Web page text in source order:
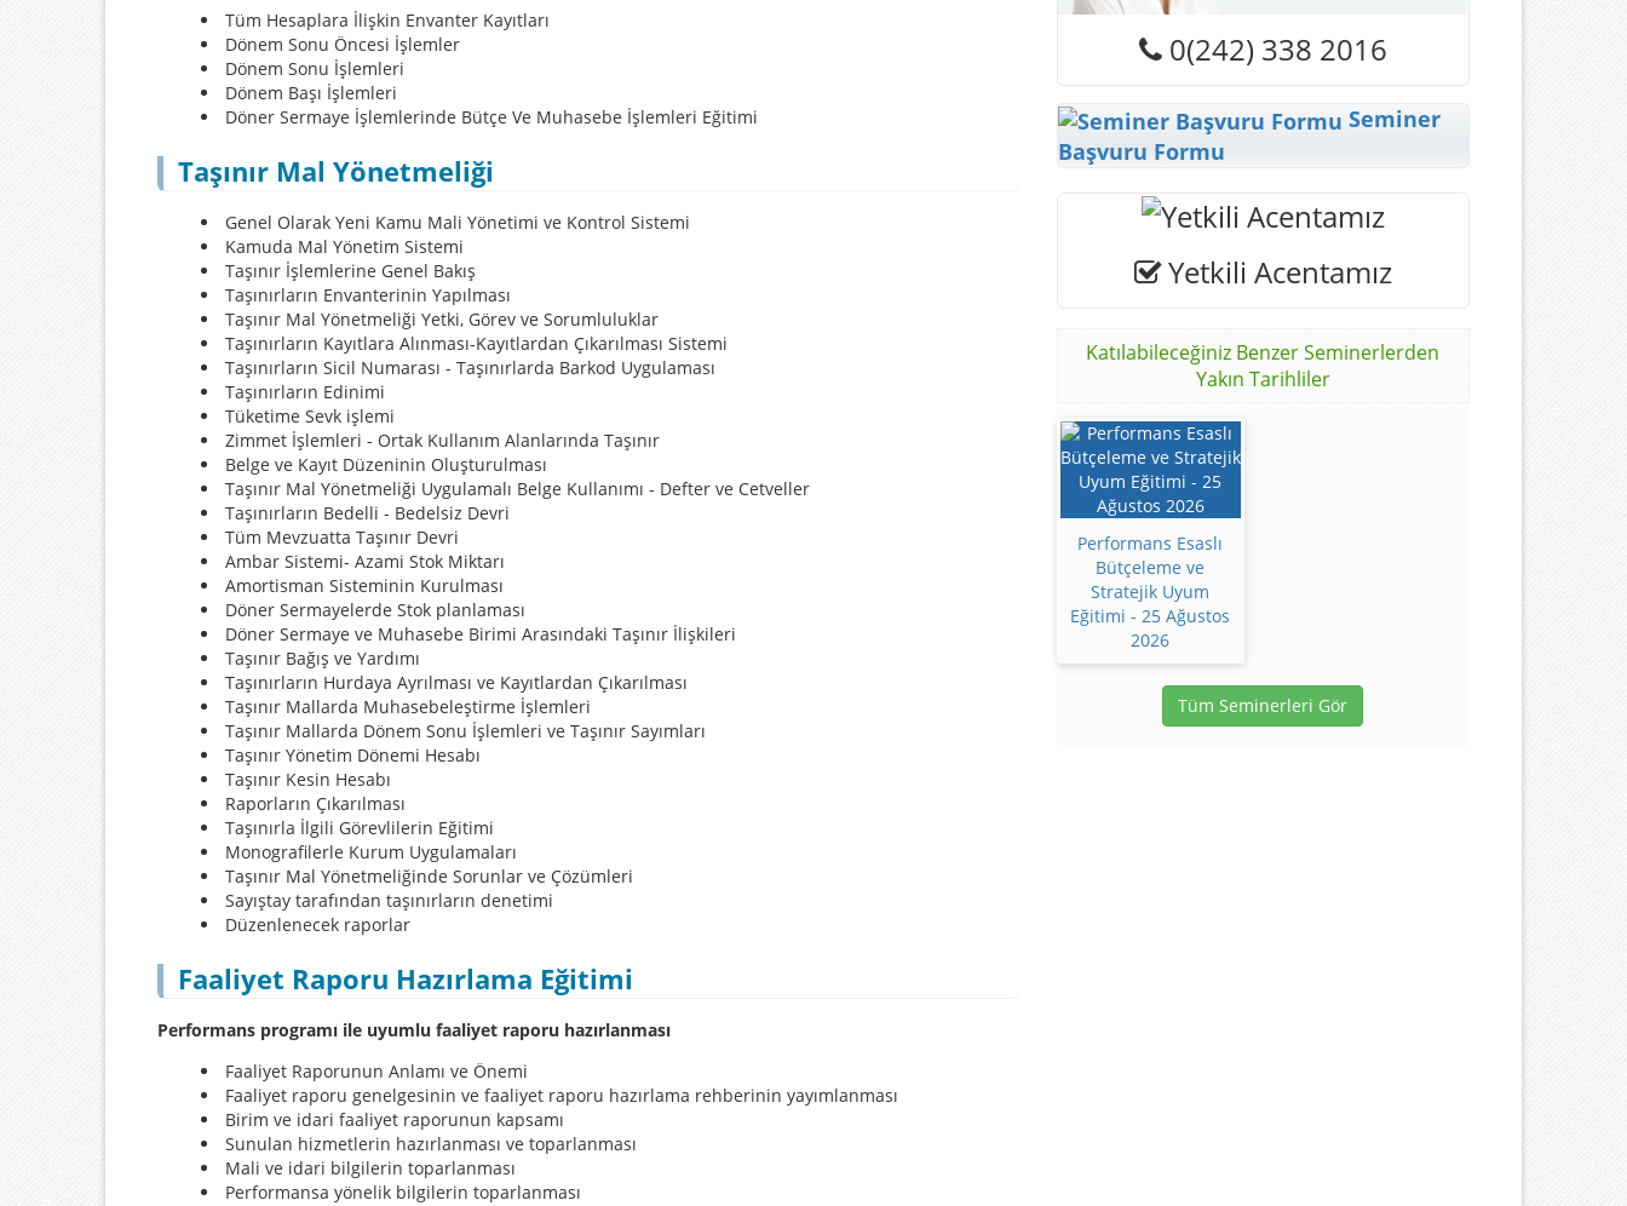
​Tüm Hesaplara İlişkin Envanter Kayıtları
Dönem Sonu Öncesi İşlemler
Dönem Sonu İşlemleri
Dönem Başı İşlemleri
Döner Sermaye İşlemlerinde Bütçe Ve Muhasebe İşlemleri Eğitimi
Taşınır Mal Yönetmeliği
Genel Olarak Yeni Kamu Mali Yönetimi ve Kontrol Sistemi
Kamuda Mal Yönetim Sistemi
Taşınır İşlemlerine Genel Bakış
Taşınırların Envanterinin Yapılması
Taşınır Mal Yönetmeliği Yetki, Görev ve Sorumluluklar
Taşınırların Kayıtlara Alınması-Kayıtlardan Çıkarılması Sistemi
Taşınırların Sicil Numarası - Taşınırlarda Barkod Uygulaması
Taşınırların Edinimi
Tüketime Sevk işlemi
Zimmet İşlemleri - Ortak Kullanım Alanlarında Taşınır
Belge ve Kayıt Düzeninin Oluşturulması
Taşınır Mal Yönetmeliği Uygulamalı Belge Kullanımı - Defter ve Cetveller
Taşınırların Bedelli - Bedelsiz Devri
Tüm Mevzuatta Taşınır Devri
Ambar Sistemi- Azami Stok Miktarı
Amortisman Sisteminin Kurulması
Döner Sermayelerde Stok planlaması
Döner Sermaye ve Muhasebe Birimi Arasındaki Taşınır İlişkileri
Taşınır Bağış ve Yardımı
Taşınırların Hurdaya Ayrılması ve Kayıtlardan Çıkarılması
Taşınır Mallarda Muhasebeleştirme İşlemleri
Taşınır Mallarda Dönem Sonu İşlemleri ve Taşınır Sayımları
Taşınır Yönetim Dönemi Hesabı
Taşınır Kesin Hesabı
Raporların Çıkarılması
Taşınırla İlgili Görevlilerin Eğitimi
Monografilerle Kurum Uygulamaları
Taşınır Mal Yönetmeliğinde Sorunlar ve Çözümleri
Sayıştay tarafından taşınırların denetimi
Düzenlenecek raporlar
​Faaliyet Raporu Hazırlama Eğitimi
Performans programı ile uyumlu faaliyet raporu hazırlanması
Faaliyet Raporunun Anlamı ve Önemi
Faaliyet raporu genelgesinin ve faaliyet raporu hazırlama rehberinin yayımlanması
Birim ve idari faaliyet raporunun kapsamı
Sunulan hizmetlerin hazırlanması ve toparlanması
Mali ve idari bilgilerin toparlanması
Performansa yönelik bilgilerin toparlanması
0(242) 338 2016
Seminer
Başvuru Formu
Yetkili Acentamız
Katılabileceğiniz Benzer Seminerlerden
Yakın Tarihliler
Performans Esaslı
Bütçeleme ve
Stratejik Uyum
Eğitimi - 25 Ağustos
2026
Tüm Seminerleri Gör